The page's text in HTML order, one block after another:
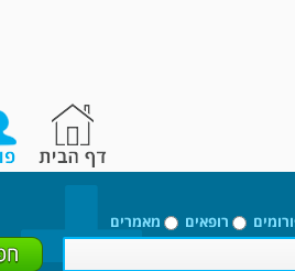
רופאים מאמרים